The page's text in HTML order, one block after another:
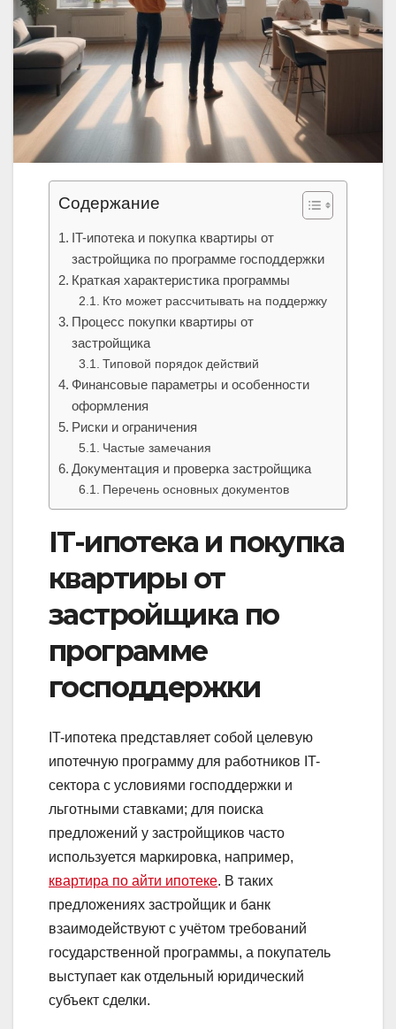
Содержание
IT-ипотека и покупка квартиры от
застройщика по программе господдержки
Краткая характеристика программы
Кто может рассчитывать на поддержку
Процесс покупки квартиры от
застройщика
Типовой порядок действий
Финансовые параметры и особенности
оформления
Риски и ограничения
Частые замечания
Документация и проверка застройщика
Перечень основных документов
IT-ипотека и покупка
квартиры от
застройщика по
программе
господдержки
IT-ипотека представляет собой целевую
ипотечную программу для работников IT-
сектора с условиями господдержки и
льготными ставками; для поиска
предложений у застройщиков часто
используется маркировка, например,
квартира по айти ипотеке. В таких
предложениях застройщик и банк
взаимодействуют с учётом требований
государственной программы, а покупатель
выступает как отдельный юридический
субъект сделки.